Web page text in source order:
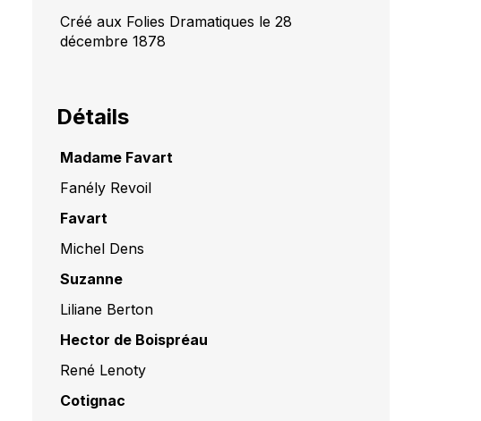
Créé aux Folies Dramatiques le 28
décembre 1878
Détails
Madame Favart
Fanély Revoil
Favart
Michel Dens
Suzanne
Liliane Berton
Hector de Boispréau
René Lenoty
Cotignac